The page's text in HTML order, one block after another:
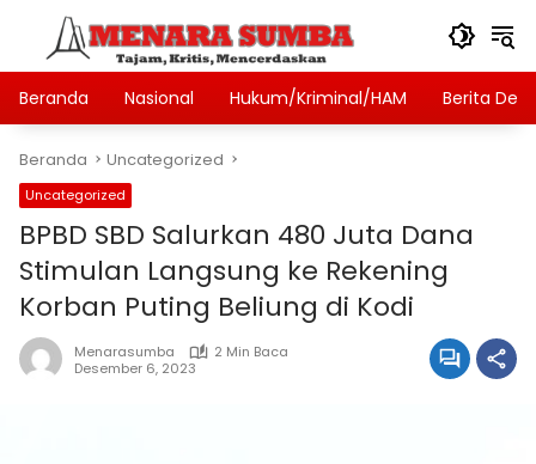
Langsung
konten
Beranda
Nasional Hukum/Kriminal/HAM Berita Desa
Beranda Uncategorized
Uncategorized
BPBD SBD Salurkan 480 Juta Dana
Stimulan Langsung ke Rekening
Korban Puting Beliung di Kodi
Menarasumba
2 Min Baca
Desember 6, 2023